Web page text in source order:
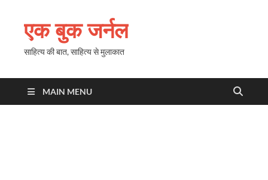
एक बुक जर्नल
साहित्य की बात, साहित्य से मुलाकात
MAIN MENU